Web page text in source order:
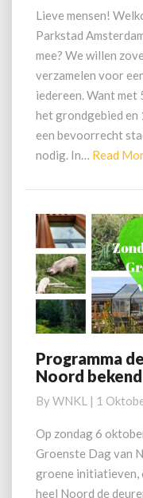
Lieve mensen!
Parkstad
mee? We willen
verzamelen voor
iedereen. Want met
het grondgebied en
een bevoorrecht
nodig. In… Read
Programma
derde
Dag
van
Noord
bekend
Programma
Noord bekend
ByWNKL | 1
Op zondag 6
Groenste Dag van
groene initiatieven,
heel Noord de